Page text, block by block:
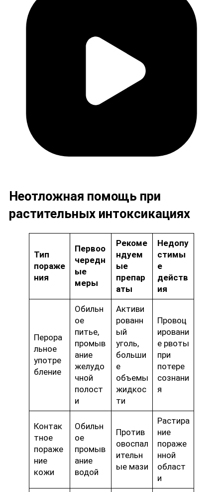
Неотложная помощь при
растительных интоксикациях
Тип
пораже
ния
Первоо
чередн
ые
меры
Рекоме
ндуем
ые
препар
аты
Недопу
стимы
е
действ
ия
Перора
льное
употре
бление
Обильн
ое
питье,
промыв
ание
желудо
чной
полост
и
Активи
рованн
ый
уголь,
больши
е
объемы
жидкос
ти
Провоц
ировани
е рвоты
при
потере
сознани
я
Контак
тное
пораже
ние
кожи
Обильн
ое
промыв
ание
водой
Против
овоспал
ительн
ые мази
Растира
ние
пораже
нной
област
и